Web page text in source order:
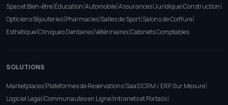
Spas et Bien-être|Éducation|Automobile|Assurances|Juridique|Construction|
Opticiens|Bijouteries|Pharmacies|Salles de Sport|Salons de Coiffure|
Esthétique|Cliniques Dentaires|Vétérinaires|Cabinets Comptables
SOLUTIONS
Marketplaces|Plateformes de Reservations|SaaS|CRM / ERP Sur Mesure|
Logiciel Legal|Communautes en Ligne|Intranets et Portails|